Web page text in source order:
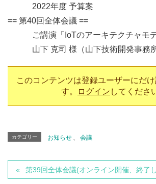
2022年度 予算案
== 第40回全体会議 ==
ご講演「IoTのアーキテクチャモデ
山下 克司 様（山下技術開発事務所
このコンテンツは登録ユーザーにだ
す。
ログイン してくださ
カテゴリー お知らせ 、 会議
第39回全体会議(オンライン開催、終了